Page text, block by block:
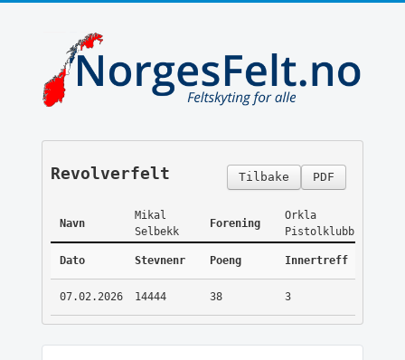
PDF
Tilbake
Revolverfelt
Navn
Mikal
Selbekk
Forening
Orkla
Pistolklubb
Dato Stevnenr Poeng Innertreff
07.02.2026 14444 38 3